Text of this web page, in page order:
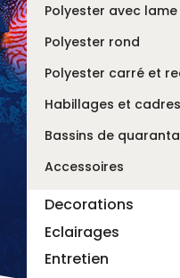
Polyester avec
Polyester rond
Polyester carré et
Habillages et
Bassins de
Accessoires
Decorations
Eclairages
Entretien